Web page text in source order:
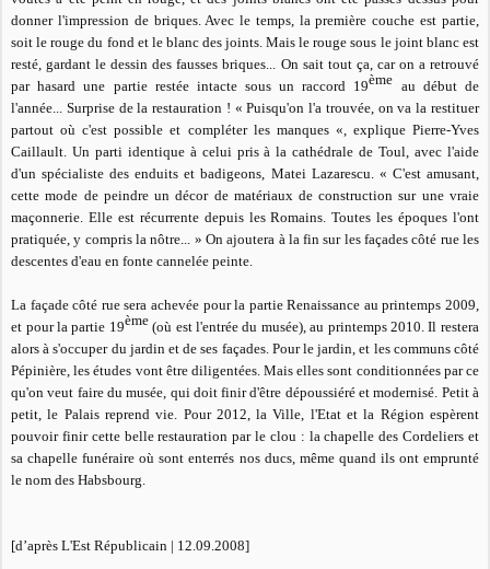
donner l'impression de briques. Avec le temps, la première couche est partie,
soit le rouge du fond et le blanc des joints. Mais le rouge sous le joint blanc est
resté, gardant le dessin des fausses briques... On sait tout ça, car on a retrouvé
par hasard une partie restée intacte sous un raccord 19ème au début de
l'année... Surprise de la restauration ! «Puisqu'on l'a trouvée, on va la restituer
partout où c'est possible et compléter les manques «,explique Pierre-Yves
Caillault. Un parti identique à celui pris à la cathédrale de Toul, avec l'aide
d'un spécialiste des enduits et badigeons, Matei Lazarescu. « C'est amusant,
cette mode de peindre un décor de matériaux de construction sur une vraie
maçonnerie. Elle est récurrente depuis les Romains. Toutes les époques l'ont
pratiquée, y compris la nôtre... » On ajoutera à la fin sur les façades côté rue les
descentes d'eau en fonte cannelée peinte.
La façade côté rue sera achevée pour la partie Renaissance au printemps 2009,
et pour la partie 19ème(où est l'entrée du musée), au printemps 2010. Il restera
alors à s'occuper du jardin et de ses façades. Pour le jardin, et les communs côté
Pépinière, les études vont être diligentées. Mais elles sont conditionnées par ce
qu'on veut faire du musée, qui doit finir d'être dépoussiéré et modernisé. Petit à
petit, le Palais reprend vie. Pour 2012, la Ville, l'Etat et la Région espèrent
pouvoir finir cette belle restauration par le clou : la chapelle des Cordeliers et
sa chapelle funéraire où sont enterrés nos ducs, même quand ils ont emprunté
le nom des Habsbourg.
[d’après L'Est Républicain | 12.09.2008]